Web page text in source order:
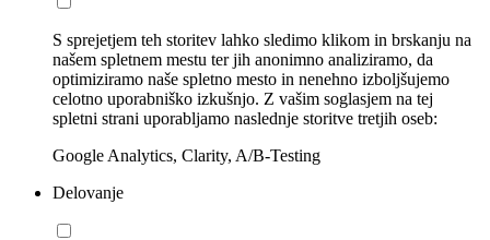
S sprejetjem teh storitev lahko sledimo klikom in brskanju na
našem spletnem mestu ter jih anonimno analiziramo, da
optimiziramo naše spletno mesto in nenehno izboljšujemo
celotno uporabniško izkušnjo. Z vašim soglasjem na tej
spletni strani uporabljamo naslednje storitve tretjih oseb:
Google Analytics, Clarity, A/B-Testing
Delovanje